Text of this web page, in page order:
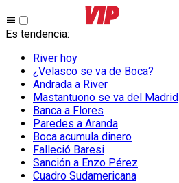
Es tendencia:
River hoy
¿Velasco se va de Boca?
Andrada a River
Mastantuono se va del Madrid
Banca a Flores
Paredes a Aranda
Boca acumula dinero
Falleció Baresi
Sanción a Enzo Pérez
Cuadro Sudamericana